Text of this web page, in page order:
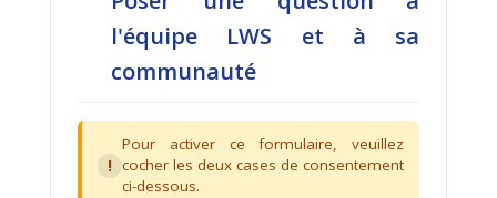
l'équipe LWS et à sa
communauté
!
Pour activer ce formulaire, veuillez
cocher les deux cases de consentement
ci-dessous.